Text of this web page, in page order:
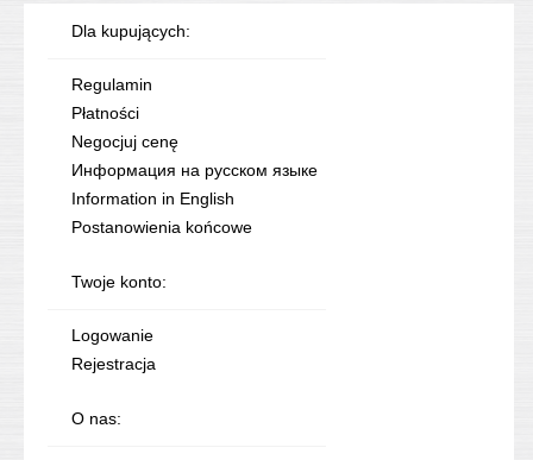
Dla kupujących:
Regulamin
Płatności
Negocjuj cenę
Информация на русском языке
Information in English
Postanowienia końcowe
Twoje konto:
Logowanie
Rejestracja
O nas: